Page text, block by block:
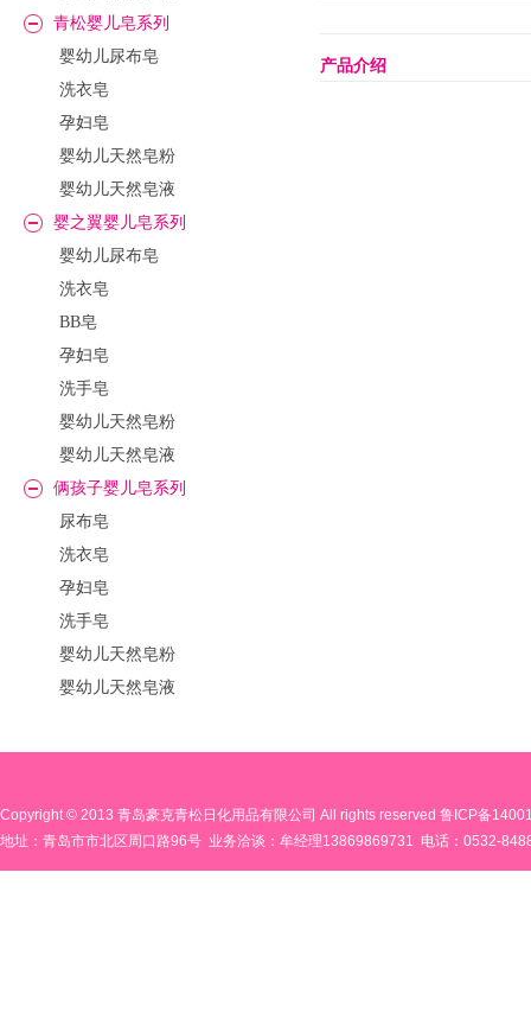
青松婴儿皂系列
婴幼儿尿布皂
洗衣皂
孕妇皂
婴幼儿天然皂粉
婴幼儿天然皂液
婴之翼婴儿皂系列
婴幼儿尿布皂
洗衣皂
BB皂
孕妇皂
洗手皂
婴幼儿天然皂粉
婴幼儿天然皂液
俩孩子婴儿皂系列
尿布皂
洗衣皂
孕妇皂
洗手皂
婴幼儿天然皂粉
婴幼儿天然皂液
产品介绍
Copyright © 2013 青岛豪克青松日化用品有限公司 All rights reserved 鲁ICP备
地址：青岛市市北区周口路96号 业务洽谈：牟经理13869869731 电话：0532-